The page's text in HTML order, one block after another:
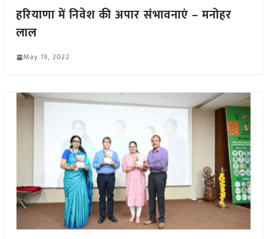
हरियाणा में निवेश की अपार संभावनाएं – मनोहर
लाल
May 19, 2022